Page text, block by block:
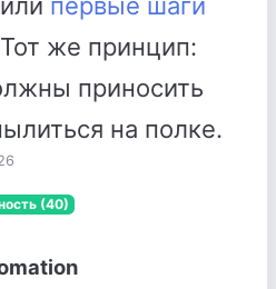
же принцип:
приносить
на полке.
(40)